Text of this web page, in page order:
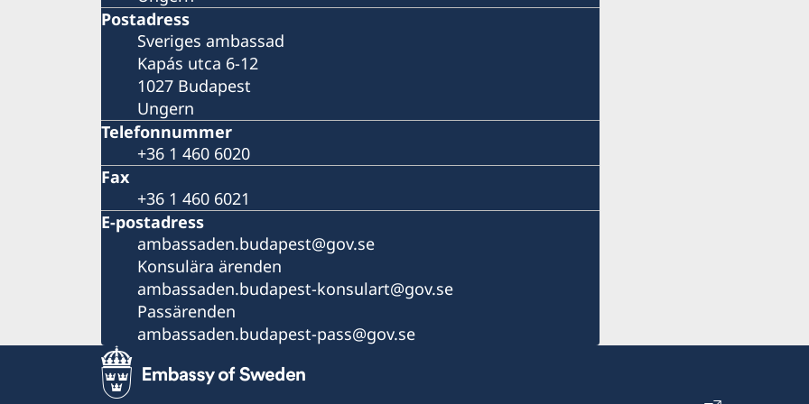
Postadress
Sveriges ambassad
Kapás utca 6-12
1027 Budapest
Ungern
Telefonnummer
+36 1 460 6020
Fax
+36 1 460 6021
E-postadress
ambassaden.budapest@gov.se
Konsulära ärenden
ambassaden.budapest-konsulart@gov.se
Passärenden
ambassaden.budapest-pass@gov.se